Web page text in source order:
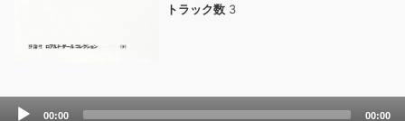
トラック数 3
Audio
00:00 00:00